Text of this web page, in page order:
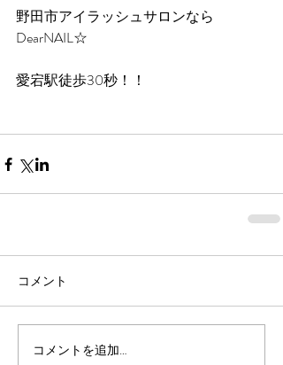
野田市アイラッシュサロンなら
DearNAIL☆
愛宕駅徒歩30秒！！
コメント
コメントを追加…